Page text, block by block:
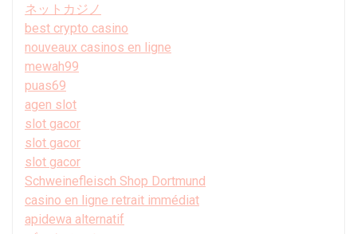
ネットカジノ
best crypto casino
nouveaux casinos en ligne
mewah99
puas69
agen slot
slot gacor
slot gacor
slot gacor
Schweinefleisch Shop Dortmund
casino en ligne retrait immédiat
apidewa alternatif